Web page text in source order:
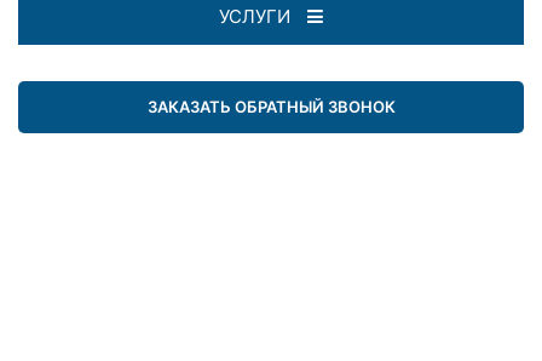
УСЛУГИ
ЗАКАЗАТЬ ОБРАТНЫЙ ЗВОНОК